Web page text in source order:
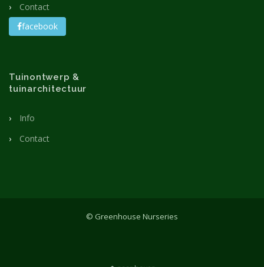
Contact
facebook
Tuinontwerp &
tuinarchitectuur
Info
Contact
© Greenhouse Nurseries